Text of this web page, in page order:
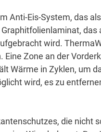
Anti-Eis-System, das
das
wird.
Eine Zone an der
Wärme in Zyklen, um
wird, es zu
die nicht